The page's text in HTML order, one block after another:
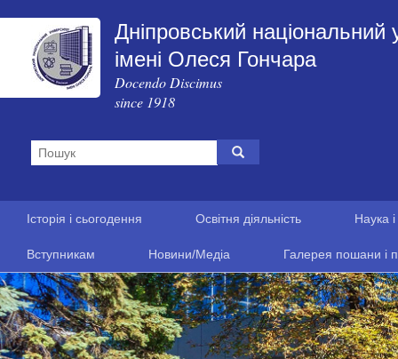
Дніпровський національний
імені Олеся Гончара
Docendo Discimus
since 1918
Історія і сьогодення Освітня діяльність Наука
Вступникам Новини/Медіа Галерея пошани і